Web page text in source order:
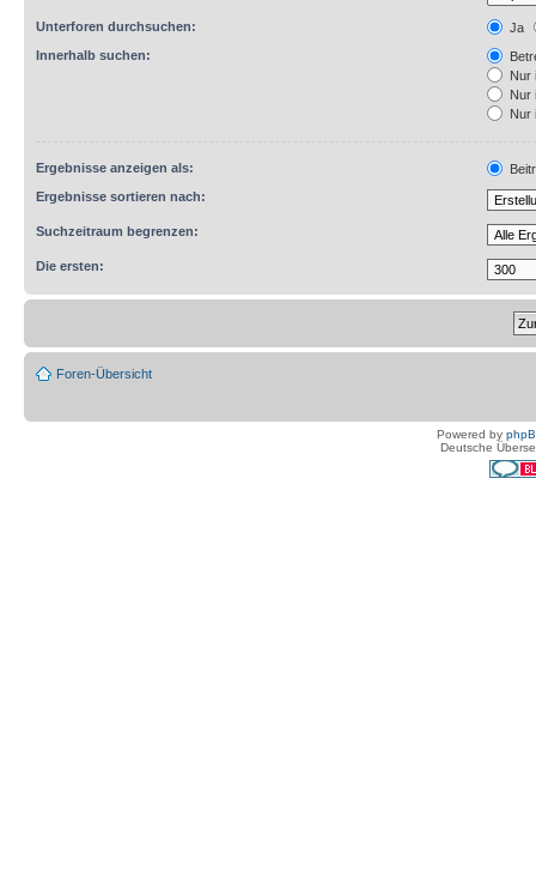
Unterforen durchsuchen:
Ja
Innerhalb suchen:
Nur
Nur
Nur
Ergebnisse anzeigen als:
Ergebnisse sortieren nach:
Suchzeitraum begrenzen:
Die ersten:
Foren-Übersicht
Powered by
Deutsche